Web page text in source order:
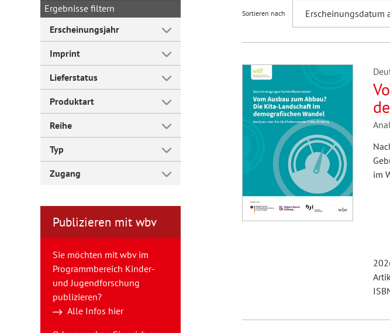
Forum Arbeitslehre
Ergebnisse filtern
Erscheinungsjahr
Imprint
Lieferstatus
Produktart
Reihe
Typ
Zugang
Publizieren mit wbv
Sie möchten mit wbv im
Programmbereich Kinder-
und Jugendforschung
publizieren?
Alle Infos hier
Sortieren nach
im